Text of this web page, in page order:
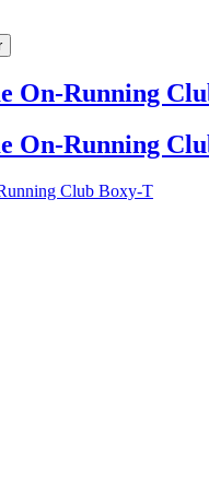
On-Running
On-Running